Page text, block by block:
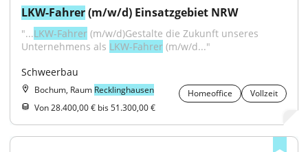
LKW-Fahrer (m/w/d) Einsatzgebiet NRW
"...LKW-Fahrer (m/w/d)Gestalte die Zukunft unseres
Unternehmens als LKW-Fahrer (m/w/d..."
Schweerbau
Bochum, Raum Recklinghausen Homeoffice
Vollzeit
Von 28.400,00 € bis 51.300,00 €